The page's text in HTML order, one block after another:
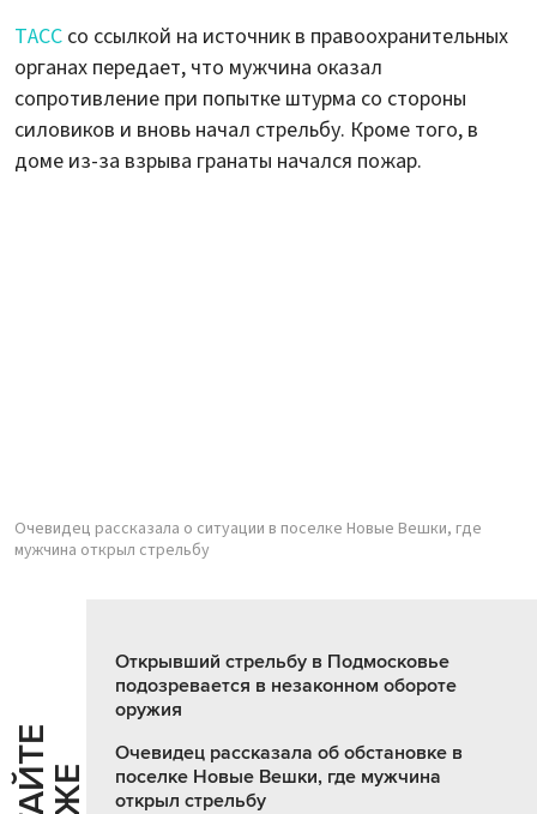
ТАСС со ссылкой на источник в правоохранительных
органах передает, что мужчина оказал
сопротивление при попытке штурма со стороны
силовиков и вновь начал стрельбу. Кроме того, в
доме из-за взрыва гранаты начался пожар.
Очевидец рассказала о ситуации в поселке Новые Вешки, где
мужчина открыл стрельбу
Открывший стрельбу в Подмосковье
подозревается в незаконном обороте
оружия
Очевидец рассказала об обстановке в
поселке Новые Вешки, где мужчина
открыл стрельбу